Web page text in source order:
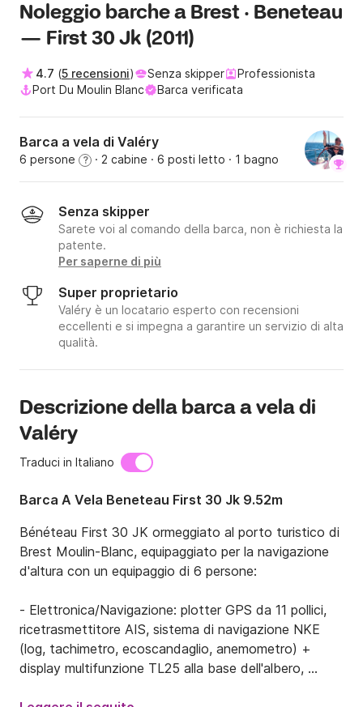
Noleggio barche a Brest · Beneteau
— First 30 Jk (2011)
4.7 (5 recensioni) Senza skipper
Professionista
Port Du Moulin Blanc
Barca verificata
Barca a vela di Valéry
6 persone ? · 2 cabine · 6 posti letto · 1 bagno
Senza skipper
Sarete voi al comando della barca, non è richiesta la
patente.
Per saperne di più
Super proprietario
Valéry è un locatario esperto con recensioni
eccellenti e si impegna a garantire un servizio di alta
qualità.
Descrizione della barca a vela di
Valéry
Traduci in Italiano
Barca A Vela Beneteau First 30 Jk 9.52m
Bénéteau First 30 JK ormeggiato al porto turistico di
Brest Moulin-Blanc, equipaggiato per la navigazione
d'altura con un equipaggio di 6 persone:
- Elettronica/Navigazione: plotter GPS da 11 pollici,
ricetrasmettitore AIS, sistema di navigazione NKE
(log, tachimetro, ecoscandaglio, anemometro) +
display multifunzione TL25 alla base dell'albero,